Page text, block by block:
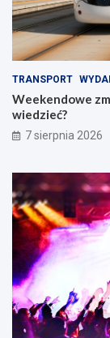
TRANSPORT
Weekendowe
wiedzieć?
7 sierpnia 2026